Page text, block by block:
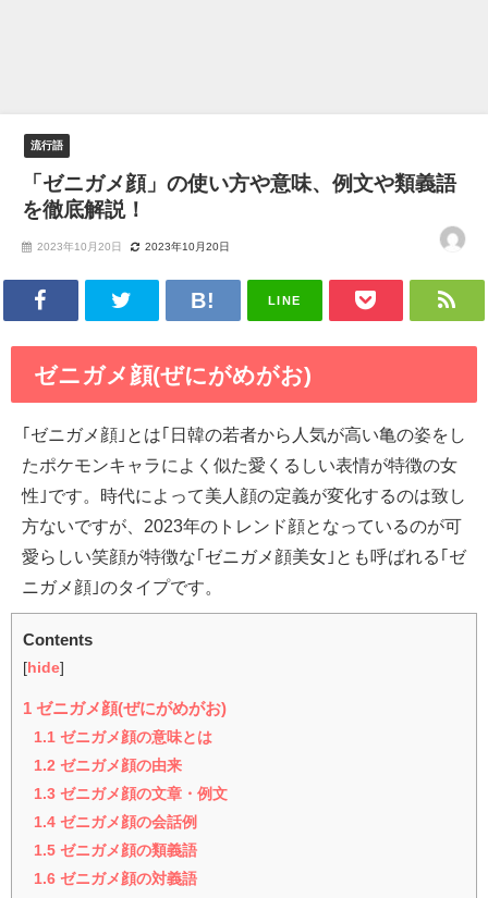
流行語
「ゼニガメ顔」の使い方や意味、例文や類義語
を徹底解説！
2023年10月20日 2023年10月20日
LINE
ゼニガメ顔(ぜにがめがお)
｢ゼニガメ顔｣とは｢日韓の若者から人気が高い亀の姿をし
たポケモンキャラによく似た愛くるしい表情が特徴の女
性｣です。時代によって美人顔の定義が変化するのは致し
方ないですが、2023年のトレンド顔となっているのが可
愛らしい笑顔が特徴な｢ゼニガメ顔美女｣とも呼ばれる｢ゼ
ニガメ顔｣のタイプです。
Contents
[ hide]
1 ゼニガメ顔(ぜにがめがお)
1.1 ゼニガメ顔の意味とは
1.2 ゼニガメ顔の由来
1.3 ゼニガメ顔の文章・例文
1.4 ゼニガメ顔の会話例
1.5 ゼニガメ顔の類義語
1.6 ゼニガメ顔の対義語